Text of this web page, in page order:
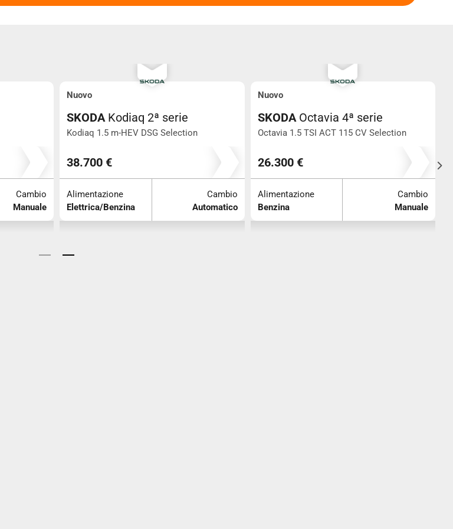
Cambio
Manuale
Nuovo
SKODA Kodiaq 2ª serie
Kodiaq 1.5 m-HEV DSG Selection
0
38.700 €
Alimentazione
Elettrica/Benzina
Cambio
Automatico
Nuovo
SKODA Octavia 4ª serie
Octavia 1.5 TSI ACT 115 CV Selection
0
26.300 €
Alimentazione
Benzina
Cambio
Manuale